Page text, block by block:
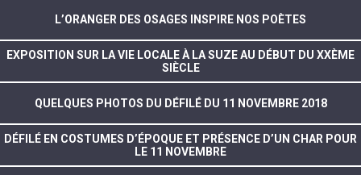
L’ORANGER DES OSAGES INSPIRE NOS POÈTES
EXPOSITION SUR LA VIE LOCALE À LA SUZE AU DÉBUT DU XXÈME
SIÈCLE
QUELQUES PHOTOS DU DÉFILÉ DU 11 NOVEMBRE 2018
DÉFILÉ EN COSTUMES D’ÉPOQUE ET PRÉSENCE D’UN CHAR POUR
LE 11 NOVEMBRE